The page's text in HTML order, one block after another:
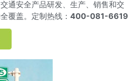
通安全产品研发、生产、销售和交
覆盖。定制热线： 400-081-6619